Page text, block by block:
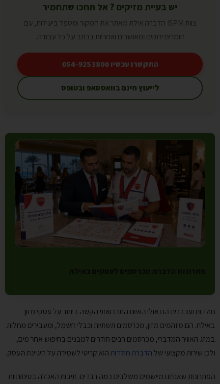
יש בעיית מזיקים ? אל תחכו שתחמיר
צוות ISPM הדברה אילת מאתר את המקור ומטפל ביעילות, עם
חומרים ירוקים ומאושרים ואחריות בכתב על כל עבודה.
התקשרו עכשיו 054-9253800
לייעוץ חינם בוואטסאפ ובטופס
חולדות ועכברים הם אולי האיום התברואתי הקשה ביותר על עסקי מזון
באילת. הם מזהמים מזון, מכרסמים תשתיות וכבלי חשמל, ומעבירים מחלות.
במזג האוויר המדברי, מכרסמים רבים חודרים למבנים בחיפוש אחר מים,
ולכן שירות מקצועי של הדברת חולדותהוא קריטי לשמירה על היגיינת העסק.
הפתרונות שאנחנו מיישמים משלבים כמה רבדים. תיבות האכלה בטיחותיות